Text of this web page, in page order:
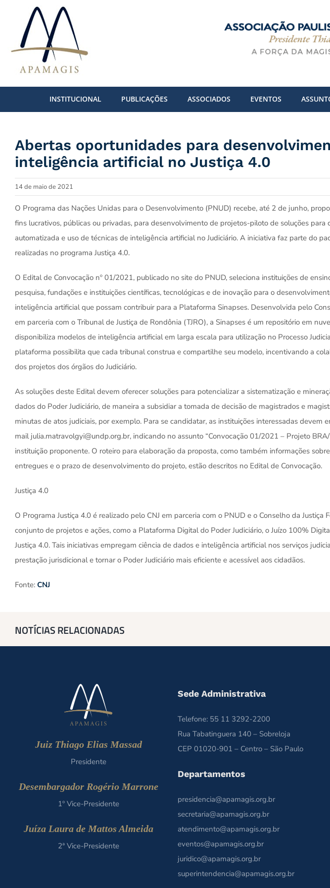
conteúdo
INSTITUCIONAL PUBLICAÇÕES ASSOCIADOS EVENTOS
Abertas oportunidades para
inteligência artificial no Justiça 4.0
14 de maio de 2021
O Programa das Nações Unidas para o Desenvolvimento (PNUD) recebe, até 2 de junho,
fins lucrativos, públicas ou privadas, para desenvolvimento de projetos-piloto de soluções para
automatizada e uso de técnicas de inteligência artificial no Judiciário. A iniciativa faz parte do
realizadas no programa Justiça 4.0.
O Edital de Convocação nº 01/2021, publicado no site do PNUD, seleciona instituições de
pesquisa, fundações e instituições científicas, tecnológicas e de inovação para o
inteligência artificial que possam contribuir para a Plataforma Sinapses. Desenvolvida pelo
em parceria com o Tribunal de Justiça de Rondônia (TJRO), a Sinapses é um repositório em
disponibiliza modelos de inteligência artificial em larga escala para utilização no Processo
plataforma possibilita que cada tribunal construa e compartilhe seu modelo, incentivando a
dos projetos dos órgãos do Judiciário.
As soluções deste Edital devem oferecer soluções para potencializar a sistematização e
dados do Poder Judiciário, de maneira a subsidiar a tomada de decisão de magistrados e
minutas de atos judiciais, por exemplo. Para se candidatar, as instituições interessadas devem
mail julia.matravolgyi@undp.org.br, indicando no assunto “Convocação 01/2021 – Projeto
instituição proponente. O roteiro para elaboração da proposta, como também informações
entregues e o prazo de desenvolvimento do projeto, estão descritos no Edital de Convocação.
Justiça 4.0
O Programa Justiça 4.0 é realizado pelo CNJ em parceria com o PNUD e o Conselho da Justiça
conjunto de projetos e ações, como a Plataforma Digital do Poder Judiciário, o Juízo 100%
Justiça 4.0. Tais iniciativas empregam ciência de dados e inteligência artificial nos serviços
prestação jurisdicional e tornar o Poder Judiciário mais eficiente e acessível aos cidadãos.
Fonte: CNJ
NOTÍCIAS RELACIONADAS
Juiz Thiago Elias Massad
Presidente
Desembargador Rogério Marrone
1º Vice-Presidente
Juíza Laura de Mattos Almeida
2ª Vice-Presidente
Sede Administrativa
Telefone: 55 11 3292-2200
Rua Tabatinguera 140 – Sobreloja
CEP 01020-901 – Centro – São Paulo
Departamentos
presidencia@apamagis.org.br
secretaria@apamagis.org.br
atendimento@apamagis.org.br
eventos@apamagis.org.br
juridico@apamagis.org.br
superintendencia@apamagis.org.br